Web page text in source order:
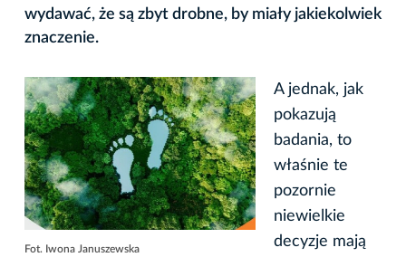
wydawać, że są zbyt drobne, by miały jakiekolwiek
znaczenie.
Fot. Iwona Januszewska
A jednak, jak
pokazują
badania, to
właśnie te
pozornie
niewielkie
decyzje mają